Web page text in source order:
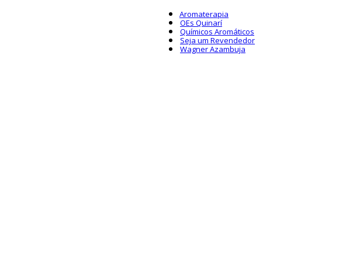
Aromaterapia
OEs Quinarí
Químicos Aromáticos
Seja um Revendedor
Wagner Azambuja